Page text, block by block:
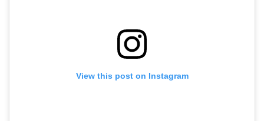
View this post on Instagram